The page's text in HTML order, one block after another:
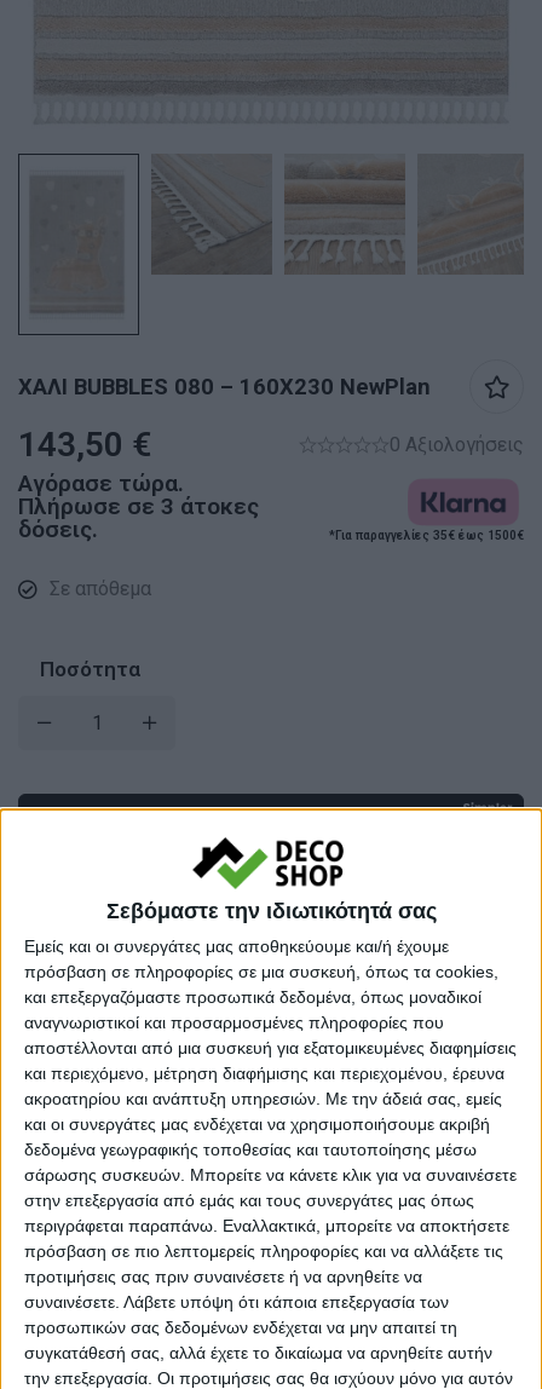
Σεβόμαστε την ιδιωτικότητά σας
Εμείς και οι συνεργάτες μας αποθηκεύουμε και/ή έχουμε
πρόσβαση σε πληροφορίες σε μια συσκευή, όπως τα cookies,
και επεξεργαζόμαστε προσωπικά δεδομένα, όπως μοναδικοί
αναγνωριστικοί και προσαρμοσμένες πληροφορίες που
αποστέλλονται από μια συσκευή για εξατομικευμένες διαφημίσεις
και περιεχόμενο, μέτρηση διαφήμισης και περιεχομένου, έρευνα
ακροατηρίου και ανάπτυξη υπηρεσιών. Με την άδειά σας, εμείς
και οι συνεργάτες μας ενδέχεται να χρησιμοποιήσουμε ακριβή
δεδομένα γεωγραφικής τοποθεσίας και ταυτοποίησης μέσω
σάρωσης συσκευών. Μπορείτε να κάνετε κλικ για να συναινέσετε
στην επεξεργασία από εμάς και τους συνεργάτες μας όπως
περιγράφεται παραπάνω. Εναλλακτικά, μπορείτε να αποκτήσετε
πρόσβαση σε πιο λεπτομερείς πληροφορίες και να αλλάξετε τις
προτιμήσεις σας πριν συναινέσετε ή να αρνηθείτε να
συναινέσετε. Λάβετε υπόψη ότι κάποια επεξεργασία των
προσωπικών σας δεδομένων ενδέχεται να μην απαιτεί τη
συγκατάθεσή σας, αλλά έχετε το δικαίωμα να αρνηθείτε αυτήν
την επεξεργασία. Οι προτιμήσεις σας θα ισχύουν μόνο για αυτόν
ΧΑΛΙ BUBBLES 080 – 160X230 NewPlan
143,50 € 0 Αξιολογήσεις
Αγόρασε τώρα.
Πλήρωσε σε 3 άτοκες
δόσεις.
*Για παραγγελίες 35€ έως 1500€
Σε απόθεμα
Ποσότητα
Προσθήκη στο καλάθι
Κωδικός προϊόντος :366113
Κάνε μια ερώτηση Share
Κατηγορία:
ΧΑΛΙΑ
Tags:
ΧΑΛΙΑ, ΧΑΛΙΑ ΠΑΙΔΙΚΑ - ΕΦΗΒΙΚΑ,
ΧΕΙΜΕΡΙΝΑ ΧΑΛΙΑ
Μάρκα:NewPlan